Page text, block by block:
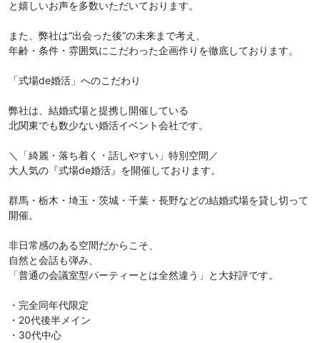
と嬉しいお声を多数いただいております。
また、弊社は“出会った後”の未来まで考え、
年齢・条件・雰囲気にこだわった企画作りを徹底しております。
「式場de婚活」へのこだわり
弊社は、結婚式場と提携し開催している
北関東でも数少ない婚活イベント会社です。
＼「綺麗・落ち着く・話しやすい」特別空間／
大人気の『式場de婚活』を開催しております。
群馬・栃木・埼玉・茨城・千葉・長野などの結婚式場を貸し切って
開催。
非日常感のある空間だからこそ、
自然と会話も弾み、
「普通の会議室型パーティーとは全然違う」と大好評です。
・完全同年代限定
・20代後半メイン
・30代中心